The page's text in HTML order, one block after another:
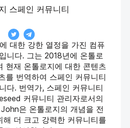
스페인 커뮤니티
대한 강한 열정을 가진 컴퓨
니다. 그는 2018년에 온톨로
현재 온톨로지에 대한 콘텐츠
를 번역하여 스페인 커뮤니티
다. 번역가, 스페인 커뮤니티
커뮤니티 관리자로서의
은 온톨로지의 개념을 전
해 더 크고 강력한 커뮤니티를